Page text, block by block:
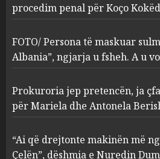
3
FOTO/
sulmuan
ngjarja u
serverat?
MARCH 25, 2025
Prokuroria
çfarë
Berishën
procedim penal për Koço
FOTO/ Persona të maskuar
Albania”, ngjarja u fsheh. A u
Prokuroria jep pretencën, ja
për Mariela dhe Antonela
“Ai që drejtonte makinën më
Çelën”, dëshmia e Nuredin